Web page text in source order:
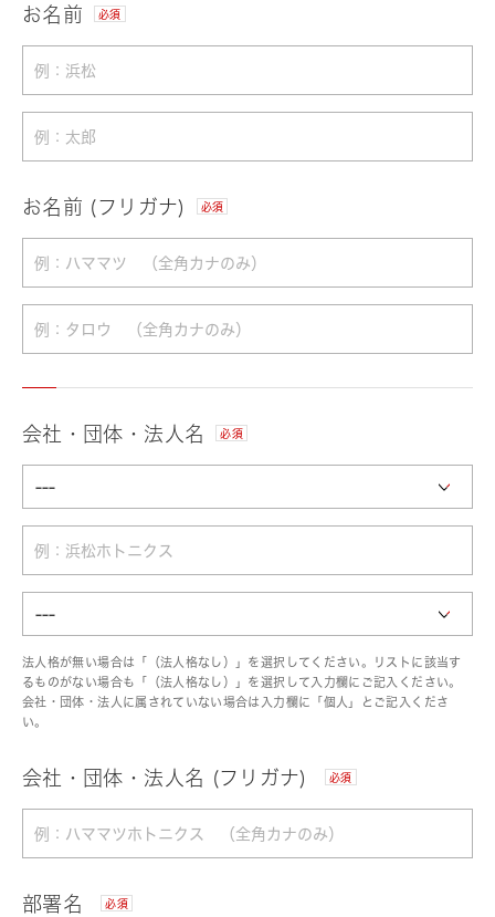
お名前 必須
お名前 (フリガナ) 必須
会社・団体・法人名 必須
法人格が無い場合は「（法人格なし）」を選択してください。リストに該当す
るものがない場合も「（法人格なし）」を選択して入力欄にご記入ください。
会社・団体・法人に属されていない場合は入力欄に「個人」とご記入くださ
い。
会社・団体・法人名 (フリガナ) 必須
部署名 必須